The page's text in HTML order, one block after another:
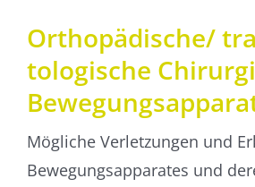
Ortho­pädische/
tologische
Mögliche Verletzungen und
Bewegungsapparates und